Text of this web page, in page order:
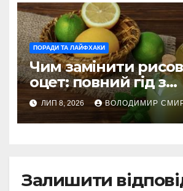
ПОРАДИ ТА ЛАЙФХАКИ
Чим замінити
оцет: повний гід з
альтернативами
ЛИП 8, 2026 ВОЛОДИМИР
Залишити